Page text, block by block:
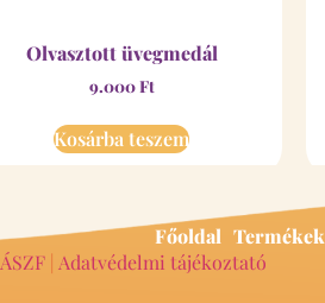
Olvasztott üvegmedál
9.000Ft
Kosárba teszem
Főoldal Termékek
ÁSZF| Adatvédelmi tájékoztató